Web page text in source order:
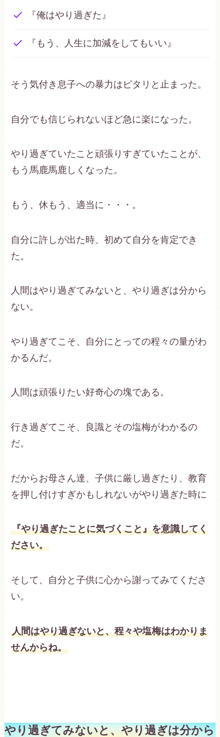
『俺はやり過ぎた』
『もう、人生に加減をしてもいい』
そう気付き息子への暴力はピタリと止まった。
自分でも信じられないほど急に楽になった。
やり過ぎていたこと頑張りすぎていたことが、
もう馬鹿馬鹿しくなった。
もう、休もう、適当に・・・。
自分に許しが出た時、初めて自分を肯定でき
た。
人間はやり過ぎてみないと、やり過ぎは分から
ない。
やり過ぎてこそ、自分にとっての程々の量がわ
かるんだ。
人間は頑張りたい好奇心の塊である。
行き過ぎてこそ、良識とその塩梅がわかるの
だ。
だからお母さん達、子供に厳し過ぎたり、教育
を押し付けすぎかもしれないがやり過ぎた時に
『やり過ぎたことに気づくこと』を意識してく
ださい。
そして、自分と子供に心から謝ってみてくださ
い。
人間はやり過ぎないと、程々や塩梅はわかりま
せんからね。
やり過ぎてみないと、やり過ぎは分から